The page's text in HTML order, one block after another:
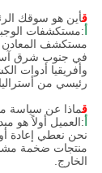
قأين هو سوقك
:مستكشفات
مستكشف المعادن
في جنوب شرق
وأفريقيا أدوات
رئيسي من
قماذا عن سياسة ما
نحن نعطي إعادة
منتجات ضخمة
الخارج.